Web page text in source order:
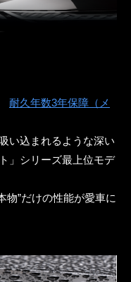
耐久年数3年保障（メ
い込まれるような深い
」シリーズ最上位モデ
物”だけの性能が愛車に